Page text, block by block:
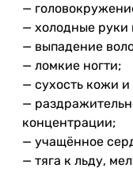
—
— холодные руки
— выпадение
— ломкие ногти;
— сухость кожи и
—
концентрации;
— учащённое
— тяга к льду,